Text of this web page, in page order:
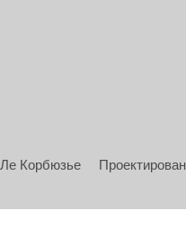
Ле Корбюзье